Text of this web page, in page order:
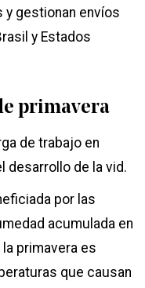
y gestionan envíos
y Estados
primavera
de trabajo en
desarrollo de la vid.
por las
acumulada en
primavera es
que causan